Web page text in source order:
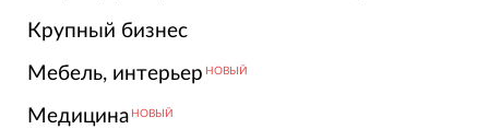
Крупный бизнес
Мебель, интерьер НОВЫЙ
Медицина НОВЫЙ